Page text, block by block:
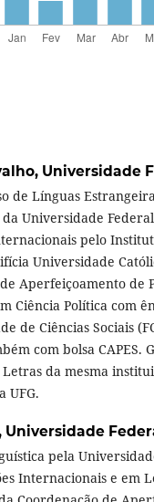
Universidade
de Línguas
Universidade
pelo
Universidade
Aperfeiçoamento de
Ciência Política com
de Ciências Sociais
com bolsa CAPES.
da mesma
UFG.
Universidade
pela
Internacionais e em